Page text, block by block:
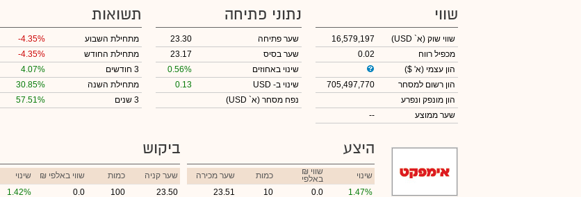
שווי
שווי שוק (א` USD)
16,579,197
מכפיל רווח
0.02
הון עצמי (א' $)
הון רשום למסחר
705,497,770
הון מונפק ונפרע
שער ממוצע
--
נתוני פתיחה
שער פתיחה
23.30
שער בסיס
23.17
שינוי באחוזים
0.56%
שינוי ב- USD
0.13
נפח מסחר (א` USD)
תשואות
מתחילת השבוע
-4.35%
מתחילת החודש
-4.35%
3 חודשים
4.07%
מתחילת השנה
30.85%
3 שנים
57.51%
היצע
שינוי ₪ שווי
באלפי כמות
שער מכירה
1.47%
0.0
10
23.51
ביקוש
שער קניה כמות ₪ שווי באלפי
שינוי
23.50
100
0.0
1.42%